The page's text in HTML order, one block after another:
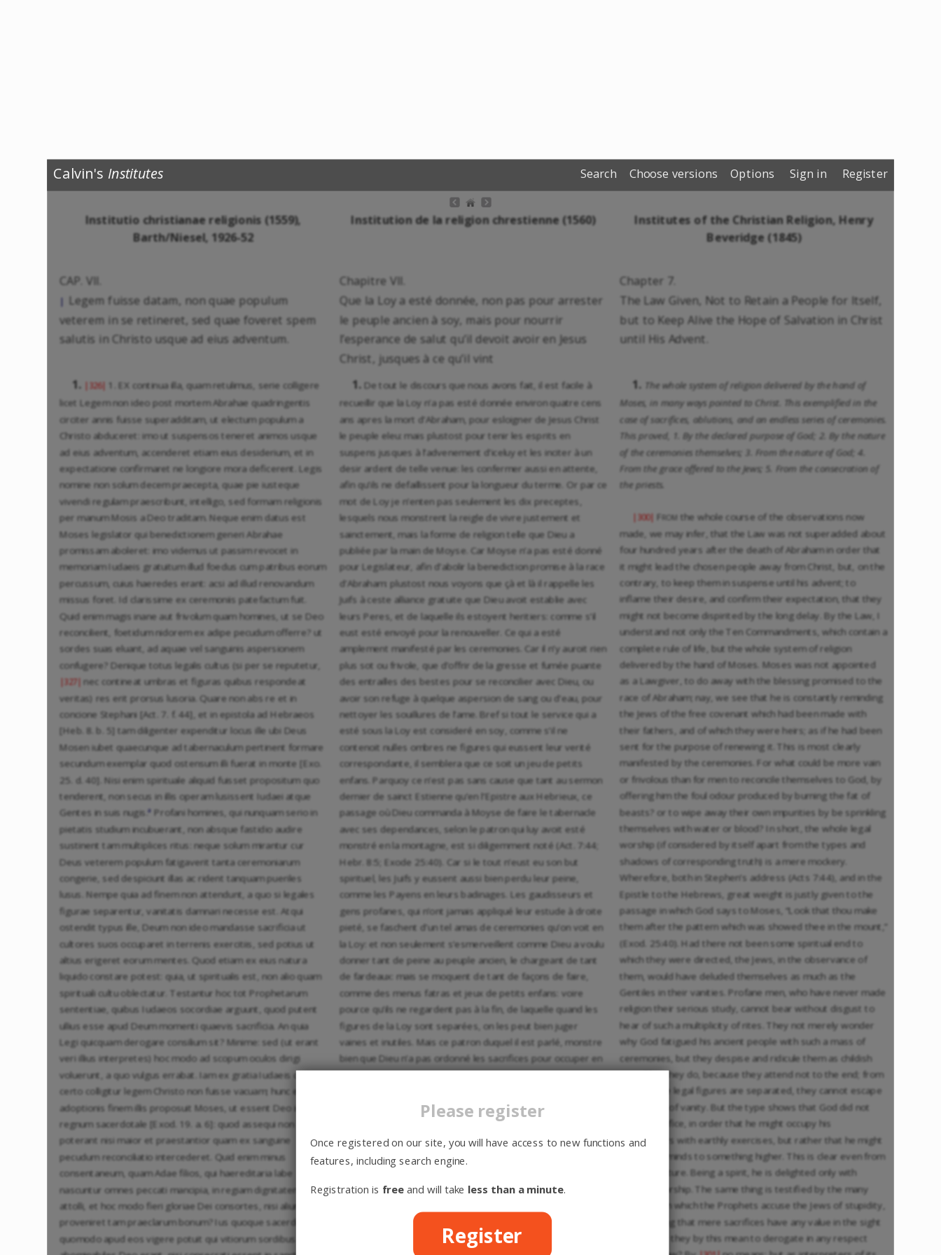
Calvin's Institutes Search Choose versions Options Sign in Register
Please register
Once registered on our site, you will have access to new functions and
features, including search engine.
Registration is free and will take less than a minute.
Register
Institutio christianae religionis (1559),
Barth/Niesel, 1926-52
Institution de la religion chrestienne (1560)
Institutes of the Christian Religion, Henry
Beveridge (1845)
CAP. VII. Chapitre VII. Chapter 7.
| Legem fuisse datam, non quae populum
veterem in se retineret, sed quae foveret spem
salutis in Christo usque ad eius adventum.
Que la Loy a esté donnée, non pas pour arrester
le peuple ancien à soy, mais pour nourrir
l’esperance de salut qu’il devoit avoir en Jesus
Christ, jusques à ce qu’il vint
The Law Given, Not to Retain a People for Itself,
but to Keep Alive the Hope of Salvation in Christ
until His Advent.
1. |326|
1. EX continua illa, quam retulimus, serie colligere
licet Legem non ideo post mortem Abrahae quadringentis
circiter annis fuisse superadditam, ut electum populum a
Christo abduceret: imo ut suspensos teneret animos usque
ad eius adventum, accenderet etiam eius desiderium, et in
expectatione confirmaret ne longiore mora deficerent. Legis
nomine non solum decem praecepta, quae pie iusteque
vivendi regulam praescribunt, intelligo, sed formam religionis
per manum Mosis a Deo traditam. Neque enim datus est
Moses legislator qui benedictionem generi Abrahae
promissam aboleret: imo videmus ut passim revocet in
memoriam Iudaeis gratuitum illud foedus cum patribus eorum
percussum, cuius haeredes erant: acsi ad illud renovandum
missus foret. Id clarissime ex ceremoniis patefactum fuit.
Quid enim magis inane aut frivolum quam homines, ut se Deo
reconcilient, foetidum nidorem ex adipe pecudum offerre? ut
sordes suas eluant, ad aquae vel sanguinis aspersionem
confugere? Denique totus legalis cultus (si per se reputetur,
|327|nec contineat umbras et figuras quibus respondeat
veritas) res erit prorsus lusoria. Quare non abs re et in
concione Stephani [Act. 7. f. 44], et in epistola ad Hebraeos
[Heb. 8. b. 5] tam diligenter expenditur locus ille ubi Deus
Mosen iubet quaecunque ad tabernaculum pertinent formare
secundum exemplar quod ostensum illi fuerat in monte [Exo.
25. d. 40]. Nisi enim spirituale aliquid fuisset propositum quo
tenderent, non secus in illis operam lusissent Iudaei atque
Gentes in suis nugis.a Profani homines, qui nunquam serio in
pietatis studium incubuerant, non absque fastidio audire
sustinent tam multiplices ritus: neque solum mirantur cur
Deus veterem populum fatigaverit tanta ceremoniarum
congerie, sed despiciunt illas ac rident tanquam pueriles
lusus. Nempe quia ad finem non attendunt, a quo si legales
figurae separentur, vanitatis damnari necesse est. Atqui
ostendit typus ille, Deum non ideo mandasse sacrificia ut
cultores suos occuparet in terrenis exercitiis, sed potius ut
altius erigeret eorum mentes. Quod etiam ex eius natura
liquido constare potest: quia, ut spiritualis est, non alio quam
spirituali cultu oblectatur. Testantur hoc tot Prophetarum
sententiae, quibus Iudaeos socordiae arguunt, quod putent
ullius esse apud Deum momenti quaevis sacrificia. An quia
Legi quicquam derogare consilium sit? Minime: sed (ut erant
veri illius interpretes) hoc modo ad scopum oculos dirigi
voluerunt, a quo vulgus errabat. Iam ex gratia Iudaeis oblata
certo colligitur legem Christo non fuisse vacuam; hunc enim
adoptionis finem illis proposuit Moses, ut essent Deo in
regnum sacerdotale [Exod. 19. a. 6]: quod assequi non
poterant nisi maior et praestantior quam ex sanguine
pecudum reconciliatio intercederet. Quid enim minus
consentaneum, quam Adae filios, qui haereditaria labe
nascuntur omnes peccati mancipia, in regiam dignitatem
attolli, et hoc modo fieri gloriae Dei consortes, nisi aliunde illis
proveniret tam praeclarum bonum? Ius quoque sacerdotii
quomodo apud eos vigere potuit qui vitiorum sordibus
1. De tout le discours que nous avons fait, il est facile à
recueillir que la Loy n’a pas esté donnée environ quatre cens
ans apres la mort d’Abraham, pour esloigner de Jesus Christ
le peuple eleu: mais plustost pour tenir les esprits en
suspens jusques à l’advenement d’iceluy et les inciter à un
desir ardent de telle venue: les confermer aussi en attente,
afin qu’ils ne defaillissent pour la longueur du terme. Or par ce
mot de Loy je n’enten pas seulement les dix preceptes,
lesquels nous monstrent la reigle de vivre justement et
sainctement, mais la forme de religion telle que Dieu a
publiée par la main de Moyse. Car Moyse n’a pas esté donné
pour Legislateur, afin d’abolir la benediction promise à la race
d’Abraham: plustost nous voyons que çà et là il rappelle les
Juifs à ceste alliance gratuite que Dieu avoit establie avec
leurs Peres, et de laquelle ils estoyent heritiers: comme s’il
eust esté envoyé pour la renouveller. Ce qui a esté
amplement manifesté par les ceremonies. Car il n’y auroit rien
plus sot ou frivole, que d’offrir de la gresse et fumée puante
des entrailles des bestes pour se reconcilier avec Dieu, ou
avoir son refuge à quelque aspersion de sang ou d’eau, pour
nettoyer les souillures de l’ame. Bref si tout le service qui a
esté sous la Loy est consideré en soy, comme s’il ne
contenoit nulles ombres ne figures qui eussent leur verité
correspondante, il semblera que ce soit un jeu de petits
enfans. Parquoy ce n’est pas sans cause que tant au sermon
dernier de sainct Estienne qu’en l’Epistre aux Hebrieux, ce
passage où Dieu commanda à Moyse de faire le tabernacle
avec ses dependances, selon le patron qui luy avoit esté
monstré en la montagne, est si diligemment noté (Act. 7:44;
Hebr. 8:5; Exode 25:40). Car si le tout n’eust eu son but
spirituel, les Juifs y eussent aussi bien perdu leur peine,
comme les Payens en leurs badinages. Les gaudisseurs et
gens profanes, qui n’ont jamais appliqué leur estude à droite
pieté, se faschent d’un tel amas de ceremonies qu’on voit en
la Loy: et non seulement s’esmerveillent comme Dieu a voulu
donner tant de peine au peuple ancien, le chargeant de tant
de fardeaux: mais se moquent de tant de façons de faire,
comme des menus fatras et jeux de petits enfans: voire
pource qu’ils ne regardent pas à la fin, de laquelle quand les
figures de la Loy sont separées, on les peut bien juger
vaines et inutiles. Mais ce patron duquel il est parlé, monstre
bien que Dieu n’a pas ordonné les sacrifices pour occuper en
choses terrestres ceux qui le voudroyent servir, mais
verifier par sa nature: car comme il est esprit, aussi ne
prend-il plaisir qu’à service spirituel. Ce que plusieurs
sentences des Prophetes tesmoignent, quand ils redarguent
les Juifs de leur bestise, en ce qu’ils pensoyent que les
intention n’estoit point de rien deroguer à la Loy: mais estans
des Juifs au but duquel ils s’estoyent destournez. Desja nous
avons à recueillir, puis que la grace de Dieu a esté offerte aux
1. The whole system of religion delivered by the hand of
Moses, in many ways pointed to Christ. This exemplified in the
case of sacrifices, ablutions, and an endless series of ceremonies.
This proved, 1. By the declared purpose of God; 2. By the nature
of the ceremonies themselves; 3. From the nature of God; 4.
From the grace offered to the Jews; 5. From the consecration of
the priests.
|300| From the whole course of the observations now
made, we may infer, that the Law was not superadded about
four hundred years after the death of Abraham in order that
it might lead the chosen people away from Christ, but, on the
contrary, to keep them in suspense until his advent; to
inflame their desire, and confirm their expectation, that they
might not become dispirited by the long delay. By the Law, I
understand not only the Ten Commandments, which contain a
complete rule of life, but the whole system of religion
delivered by the hand of Moses. Moses was not appointed
as a Lawgiver, to do away with the blessing promised to the
race of Abraham; nay, we see that he is constantly reminding
the Jews of the free covenant which had been made with
their fathers, and of which they were heirs; as if he had been
sent for the purpose of renewing it. This is most clearly
manifested by the ceremonies. For what could be more vain
or frivolous than for men to reconcile themselves to God, by
offering him the foul odour produced by burning the fat of
beasts? or to wipe away their own impurities by be sprinkling
themselves with water or blood? In short, the whole legal
worship (if considered by itself apart from the types and
shadows of corresponding truth) is a mere mockery.
Wherefore, both in Stephen’s address (Acts 7:44), and in the
Epistle to the Hebrews, great weight is justly given to the
passage in which God says to Moses, “Look that thou make
them after the pattern which was showed thee in the mount,”
(Exod. 25:40). Had there not been some spiritual end to
which they were directed, the Jews, in the observance of
them, would have deluded themselves as much as the
Gentiles in their vanities. Profane men, who have never made
religion their serious study, cannot bear without disgust to
hear of such a multiplicity of rites. They not merely wonder
why God fatigued his ancient people with such a mass of
ceremonies, but they despise and ridicule them as childish
toys. This they do, because they attend not to the end; from
which, if the legal figures are separated, they cannot escape
the charge of vanity. But the type shows that God did not
enjoin sacrifice, in order that he might occupy his
worshippers with earthly exercises, but rather that he might
raise their minds to something higher. This is clear even from
His own nature. Being a spirit, he is delighted only with
spiritual worship. The same thing is testified by the many
passages in which the Prophets accuse the Jews of stupidity,
for imagining that mere sacrifices have any value in the sight
of God. Did they by this mean to derogate in any respect